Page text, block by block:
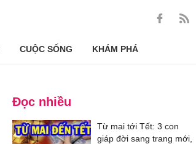
CUỘC SỐNG KHÁM PHÁ
Đọc nhiều
Từ mai tới Tết: 3 con
giáp đời sang trang mới,